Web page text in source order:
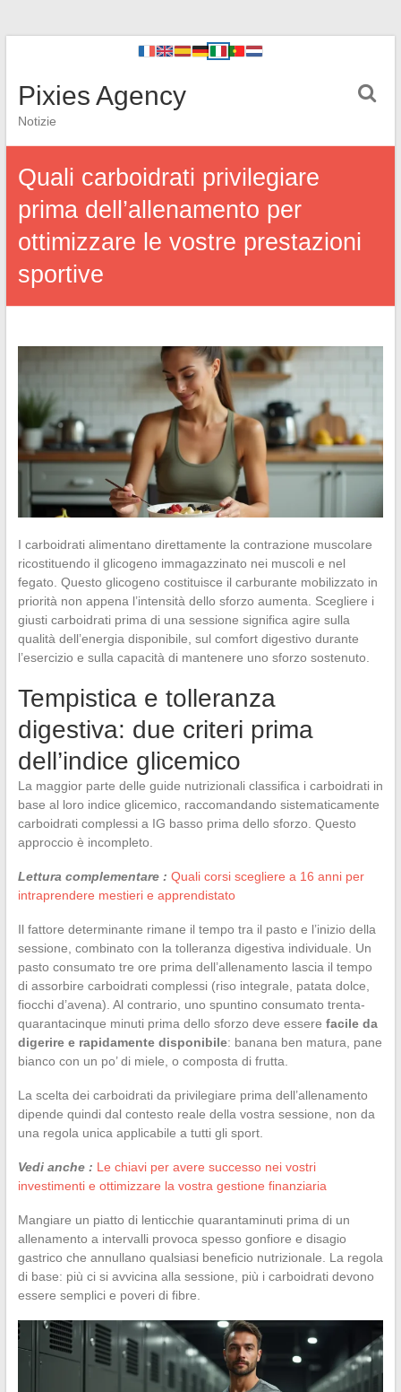
Pixies Agency
Notizie
Quali carboidrati privilegiare
prima dell’allenamento per
ottimizzare le vostre prestazioni
sportive
I carboidrati alimentano direttamente la contrazione muscolare
ricostituendo il glicogeno immagazzinato nei muscoli e nel
fegato. Questo glicogeno costituisce il carburante mobilizzato in
priorità non appena l’intensità dello sforzo aumenta. Scegliere i
giusti carboidrati prima di una sessione significa agire sulla
qualità dell’energia disponibile, sul comfort digestivo durante
l’esercizio e sulla capacità di mantenere uno sforzo sostenuto.
Tempistica e tolleranza
digestiva: due criteri prima
dell’indice glicemico
La maggior parte delle guide nutrizionali classifica i carboidrati in
base al loro indice glicemico, raccomandando sistematicamente
carboidrati complessi a IG basso prima dello sforzo. Questo
approccio è incompleto.
Lettura complementare : Quali corsi scegliere a 16 anni per
intraprendere mestieri e apprendistato
Il fattore determinante rimane il tempo tra il pasto e l’inizio della
sessione, combinato con la tolleranza digestiva individuale. Un
pasto consumato tre ore prima dell’allenamento lascia il tempo
di assorbire carboidrati complessi (riso integrale, patata dolce,
fiocchi d’avena). Al contrario, uno spuntino consumato trenta-
quarantacinque minuti prima dello sforzo deve essere facile da
digerire e rapidamente disponibile: banana ben matura, pane
bianco con un po’ di miele, o composta di frutta.
La scelta dei carboidrati da privilegiare prima dell’allenamento
dipende quindi dal contesto reale della vostra sessione, non da
una regola unica applicabile a tutti gli sport.
Vedi anche : Le chiavi per avere successo nei vostri
investimenti e ottimizzare la vostra gestione finanziaria
Mangiare un piatto di lenticchie quarantaminuti prima di un
allenamento a intervalli provoca spesso gonfiore e disagio
gastrico che annullano qualsiasi beneficio nutrizionale. La regola
di base: più ci si avvicina alla sessione, più i carboidrati devono
essere semplici e poveri di fibre.